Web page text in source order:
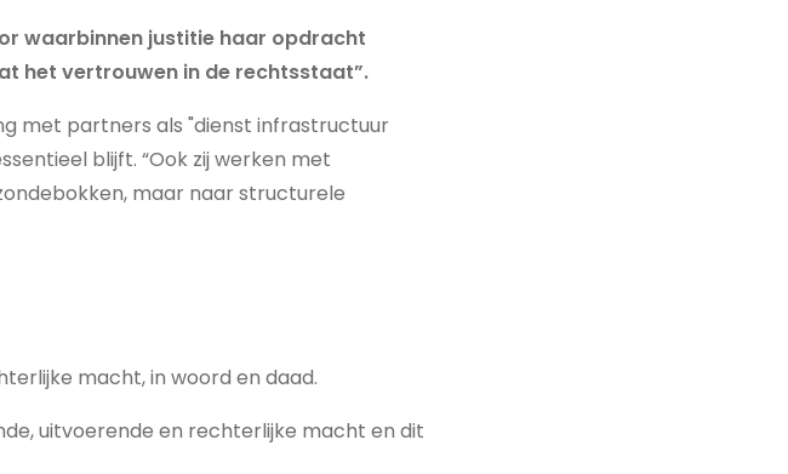
waarbinnen justitie haar opdracht
het vertrouwen in de rechtsstaat”.
met partners als "dienst infrastructuur
blijft. “Ook zij werken met
maar naar structurele
macht, in woord en daad.
uitvoerende en rechterlijke macht en dit